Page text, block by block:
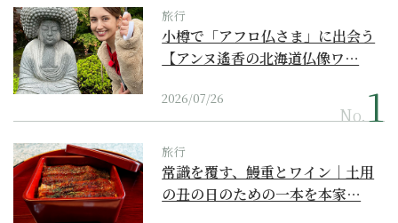
旅行
小樽で「アフロ仏さま」に出会う
【アンヌ遙香の北海道仏像ワ…
2026/07/26
No.
旅行
常識を覆す、鰻重とワイン｜土用
の丑の日のための一本を本家…